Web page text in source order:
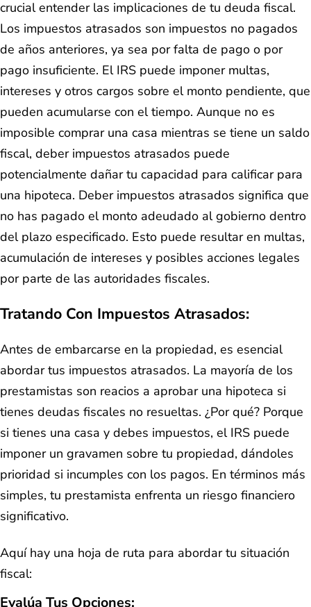
crucial entender las implicaciones de tu deuda fiscal.
Los impuestos atrasados son impuestos no pagados
de años anteriores, ya sea por falta de pago o por
pago insuficiente. El IRS puede imponer multas,
intereses y otros cargos sobre el monto pendiente, que
pueden acumularse con el tiempo. Aunque no es
imposible comprar una casa mientras se tiene un saldo
fiscal, deber impuestos atrasados puede
potencialmente dañar tu capacidad para calificar para
una hipoteca. Deber impuestos atrasados significa que
no has pagado el monto adeudado al gobierno dentro
del plazo especificado. Esto puede resultar en multas,
acumulación de intereses y posibles acciones legales
por parte de las autoridades fiscales.
Tratando Con Impuestos Atrasados:
Antes de embarcarse en la propiedad, es esencial
abordar tus impuestos atrasados. La mayoría de los
prestamistas son reacios a aprobar una hipoteca si
tienes deudas fiscales no resueltas. ¿Por qué? Porque
si tienes una casa y debes impuestos, el IRS puede
imponer un gravamen sobre tu propiedad, dándoles
prioridad si incumples con los pagos. En términos más
simples, tu prestamista enfrenta un riesgo financiero
significativo.
Aquí hay una hoja de ruta para abordar tu situación
fiscal:
Evalúa Tus Opciones: